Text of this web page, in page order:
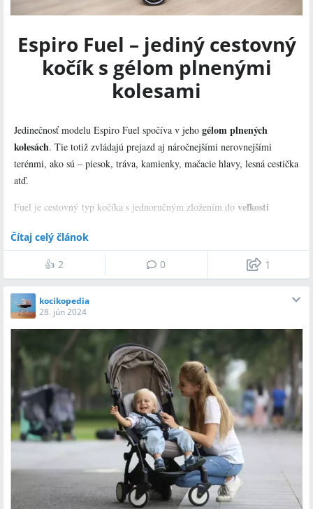
pláštenku,
prebaľovaciu tašku.
* Avšak je možné zakúpiť si ho aj ako dvojkombináciu,a teda s
kompatibilnou hlbokou vaničkou.
Espiro Fuel – jediný cestovný
kočík s gélom plnenými
kolesami
Jedinečnosť modelu Espiro Fuel spočíva v jeho gélom plnených
kolesách. Tie totiž zvládajú prejazd aj náročnejšími nerovnejšími
terénmi, ako sú – piesok, tráva, kamienky, mačacie hlavy, lesná cestička
atď.
Fuel je cestovný typ kočíka s jednoručným zložením do veľkosti
autom, tak aj na výlety a do mesta. Po zložení nie je potrebné ani hľadať
miesto, kam kočík oprieť, pretože stojí sám, čo šetrí miesto pri
uskladnení
. Nízka váha a výborná manipulovateľnosť umožňujú jeho
jednoručné ovládanie. Športové sedadlo je priestranné s možnosťou
nastavenia do takmer úplne rovného ľahu s malým sklonom.
Kočík sa predáva ako športiak – set obsahuje:
konštrukciu kočíka s kolesami,
športové sedadlo,
nákupný košík,
nánožník,
držiak na nápoj,
mäkkú obojstrannú vložku.
Čítaj celý článok
👍 2 0 1
kocikopedia
28. jún 2024